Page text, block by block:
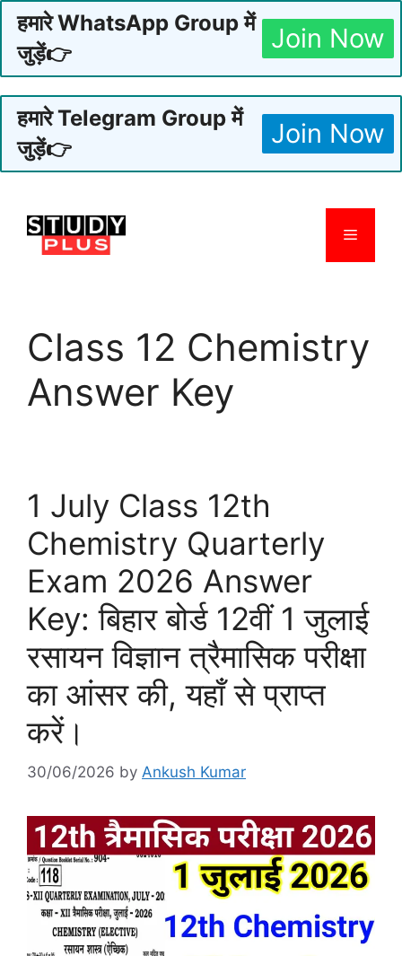
हमारे WhatsApp Group में
जुड़ें👉
Join Now
हमारे Telegram Group में
जुड़ें👉
Join Now
content
Menu
Class 12 Chemistry
Answer Key
1 July Class 12th
Chemistry Quarterly
Exam 2026 Answer
Key: बिहार बोर्ड 12वीं 1 जुलाई
रसायन विज्ञान त्रैमासिक परीक्षा
का आंसर की, यहाँ से प्राप्त
करें।
30/06/2026 by Ankush Kumar